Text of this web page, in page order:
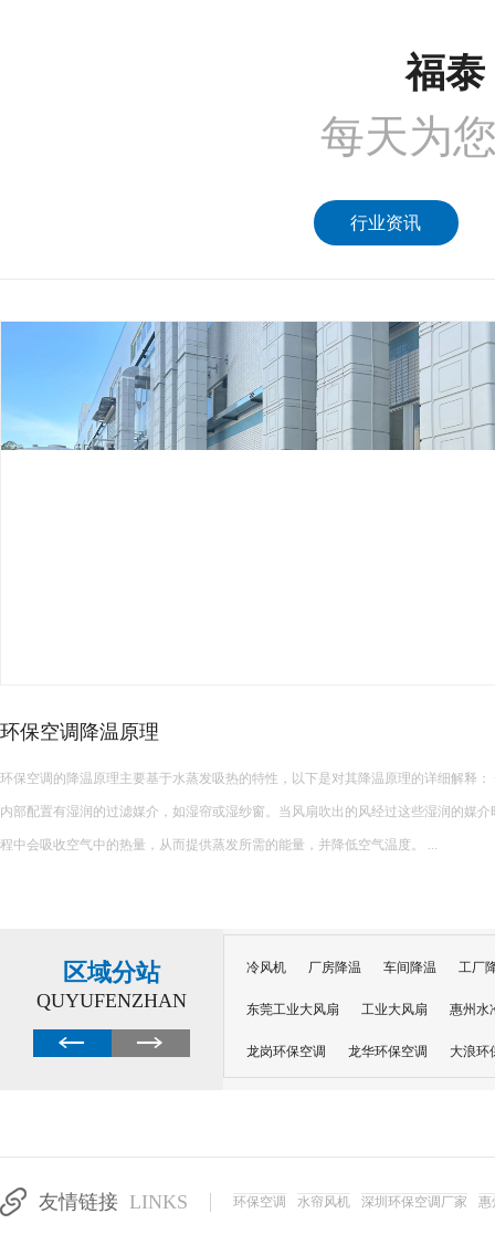
福泰
每天为
行业资讯
厂房降温想省电，别再乱装…
很多工厂降温陷入误区：夏天热了就加装风扇、堆砌普通空调，看似设备齐全，
越高，设备闲置浪费、投入打水漂。不同车间工况不同，盲目跟风安装设备，不仅
加企业运营负担。 &nb...
区域分站
QUYUFENZHAN
冷风机 厂房降温 车间降温 工厂
东莞工业大风扇 工业大风扇 惠州水
龙岗环保空调 龙华环保空调 大浪环
友情链接 LINKS 环保空调 水帘风机 深圳环保空调厂家 惠